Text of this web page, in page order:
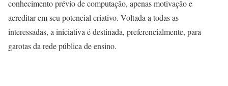
conhecimento prévio de computação, apenas motivação e
acreditar em seu potencial criativo. Voltada a todas as
interessadas, a iniciativa é destinada, preferencialmente, para
garotas da rede pública de ensino.